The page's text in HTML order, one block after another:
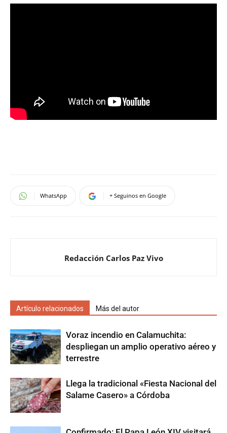
WhatsApp + Seguinos en Google
Redacción Carlos Paz Vivo
Artículo relacionados Más del autor
Voraz incendio en Calamuchita:
despliegan un amplio operativo aéreo y
terrestre
Llega la tradicional «Fiesta Nacional del
Salame Casero» a Córdoba